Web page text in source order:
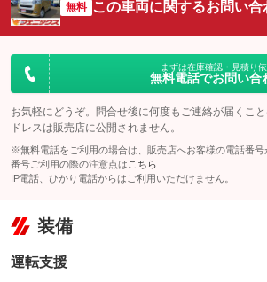
無料 この車両に関するお問い合
まずは在庫確認・見積り
無料電話でお問い合
お気軽にどうぞ。問合せ後に何度もご連絡が届くこ
ドレスは販売店に公開されません。
※無料電話をご利用の場合は、販売店へお客様の電話番
番号ご利用の際の注意点は こちら
IP電話、ひかり電話からはご利用いただけません。
装備
運転支援